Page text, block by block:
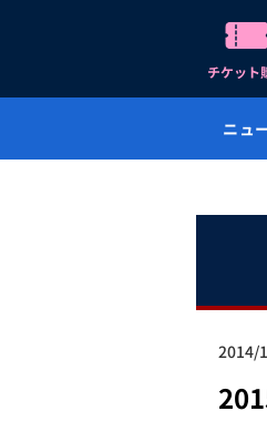
ニュ
2014/